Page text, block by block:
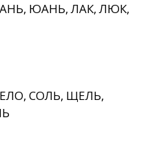
ЮАНЬ, ЛАК, ЛЮК,
СОЛЬ, ЩЕЛЬ,